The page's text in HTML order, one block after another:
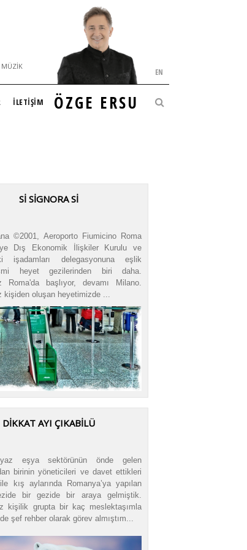
MÜZIK
ÖZGE ERSU
EN
İLETİŞİM
SI SIGNORA SI
©2001, Aeroporto Fiumicino Roma
Dış Ekonomik İlişkiler Kurulu ve
işadamları delegasyonuna eşlik
heyet gezilerinden biri daha.
Roma'da başlıyor, devamı Milano.
kişiden oluşan heyetimizde ...
DİKKAT AYI ÇIKABİLÜ
eşya sektörünün önde gelen
birinin yöneticileri ve davet ettikleri
kış aylarında Romanya’ya yapılan
bir gezide bir araya gelmiştik.
kişilik grupta bir kaç meslektaşımla
şef rehber olarak görev almıştım...